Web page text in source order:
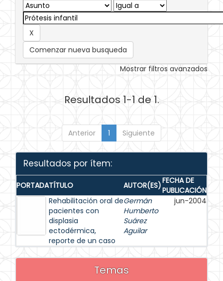
Comenzar nueva busqueda
Mostrar filtros avanzados
Resultados 1-1 de 1.
Anterior 1 Siguiente
Resultados por ítem:
PORTADATÍTULO AUTOR(ES)FECHA DE
PUBLICACIÓN
Rehabilitación oral de
pacientes con
displasia
ectodérmica,
reporte de un caso
Germán
Humberto
Suárez
Aguilar
jun-2004
Temas